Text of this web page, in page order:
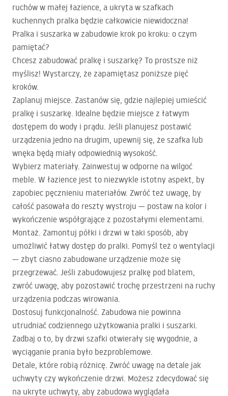
ruchów w małej łazience, a ukryta w szafkach
kuchennych pralka będzie całkowicie niewidoczna!
Pralka i suszarka w zabudowie krok po kroku: o czym
pamiętać?
Chcesz zabudować pralkę i suszarkę? To prostsze niż
myślisz! Wystarczy, że zapamiętasz poniższe pięć
kroków.
Zaplanuj miejsce. Zastanów się, gdzie najlepiej umieścić
pralkę i suszarkę. Idealne będzie miejsce z łatwym
dostępem do wody i prądu. Jeśli planujesz postawić
urządzenia jedno na drugim, upewnij się, że szafka lub
wnęka będą miały odpowiednią wysokość.
Wybierz materiały. Zainwestuj w odporne na wilgoć
meble. W łazience jest to niezwykle istotny aspekt, by
zapobiec pęcznieniu materiałów. Zwróć też uwagę, by
całość pasowała do reszty wystroju — postaw na kolor i
wykończenie współgrające z pozostałymi elementami.
Montaż. Zamontuj półki i drzwi w taki sposób, aby
umożliwić łatwy dostęp do pralki. Pomyśl też o wentylacji
— zbyt ciasno zabudowane urządzenie może się
przegrzewać. Jeśli zabudowujesz pralkę pod blatem,
zwróć uwagę, aby pozostawić trochę przestrzeni na ruchy
urządzenia podczas wirowania.
Dostosuj funkcjonalność. Zabudowa nie powinna
utrudniać codziennego użytkowania pralki i suszarki.
Zadbaj o to, by drzwi szafki otwierały się wygodnie, a
wyciąganie prania było bezproblemowe.
Detale, które robią różnicę. Zwróć uwagę na detale jak
uchwyty czy wykończenie drzwi. Możesz zdecydować się
na ukryte uchwyty, aby zabudowa wyglądała